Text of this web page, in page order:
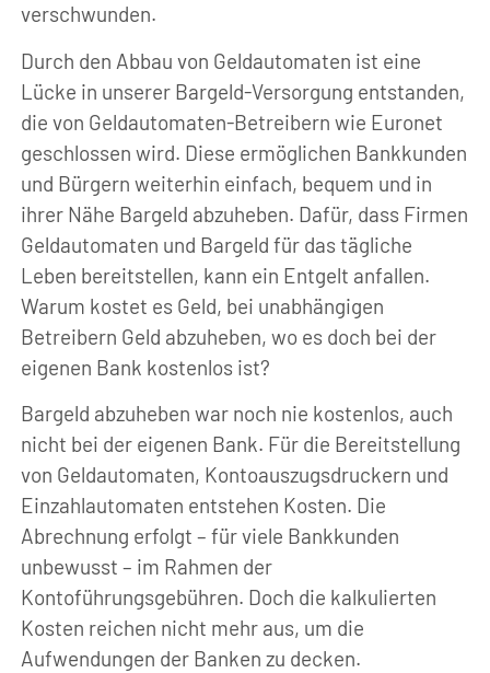
verschwunden.
Durch den Abbau von Geldautomaten ist eine
Lücke in unserer Bargeld-Versorgung entstanden,
die von Geldautomaten-Betreibern wie Euronet
geschlossen wird. Diese ermöglichen Bankkunden
und Bürgern weiterhin einfach, bequem und in
ihrer Nähe Bargeld abzuheben. Dafür, dass Firmen
Geldautomaten und Bargeld für das tägliche
Leben bereitstellen, kann ein Entgelt anfallen.
Warum kostet es Geld, bei unabhängigen
Betreibern Geld abzuheben, wo es doch bei der
eigenen Bank kostenlos ist?
Bargeld abzuheben war noch nie kostenlos, auch
nicht bei der eigenen Bank. Für die Bereitstellung
von Geldautomaten, Kontoauszugsdruckern und
Einzahlautomaten entstehen Kosten. Die
Abrechnung erfolgt – für viele Bankkunden
unbewusst – im Rahmen der
Kontoführungsgebühren. Doch die kalkulierten
Kosten reichen nicht mehr aus, um die
Aufwendungen der Banken zu decken.